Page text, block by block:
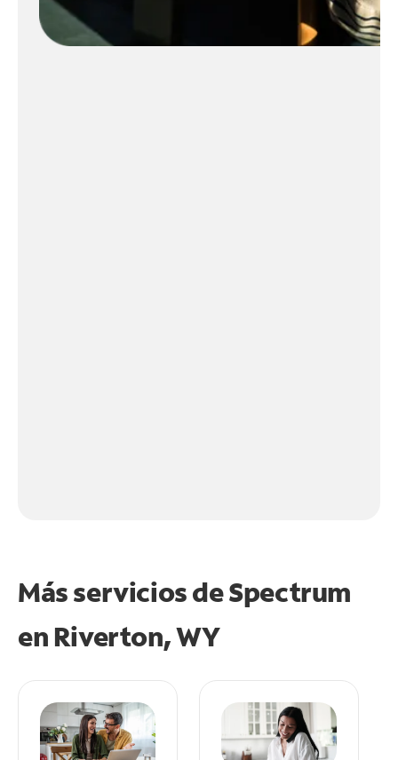
Más servicios de Spectrum
en Riverton, WY